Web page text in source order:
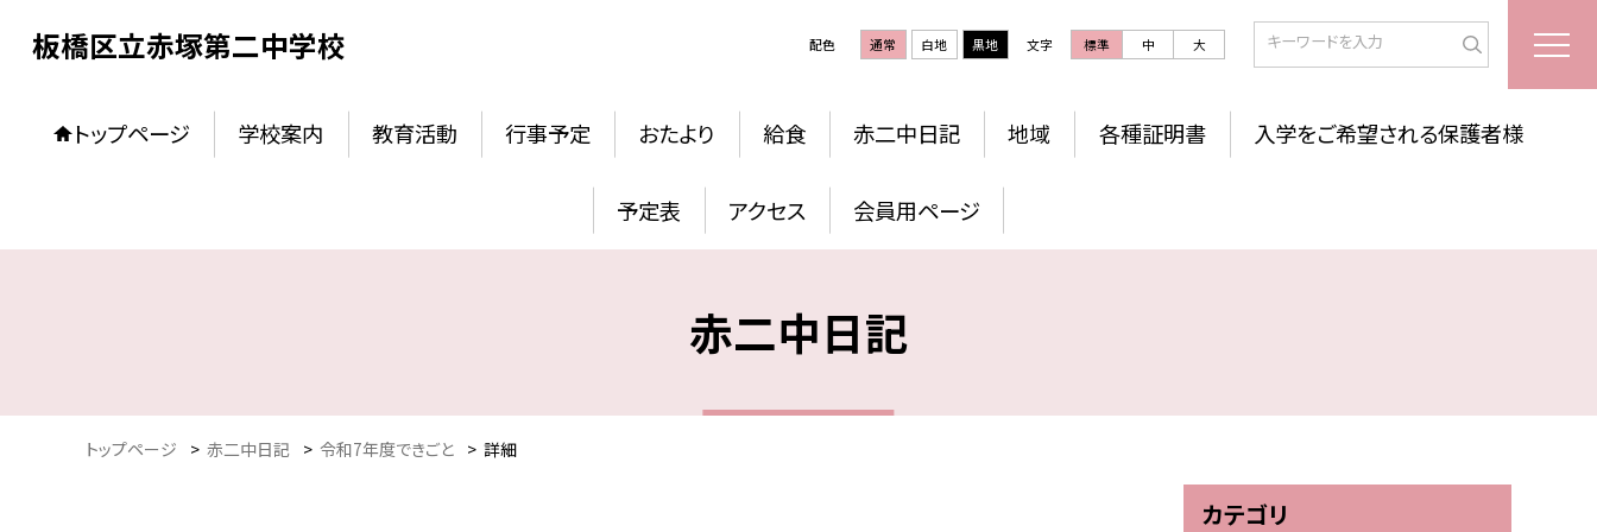
板橋区立赤塚第二中学校 配色 通常 白地 黒地 文字 標準 中 大
トップページ 学校案内 教育活動 行事予定 おたより 給食 赤二中日記 地域 各種証明書 入学をご希望される保護者様
予定表 アクセス 会員用ページ
赤二中日記
トップページ > 赤二中日記 > 令和7年度できごと > 詳細
カテゴリ